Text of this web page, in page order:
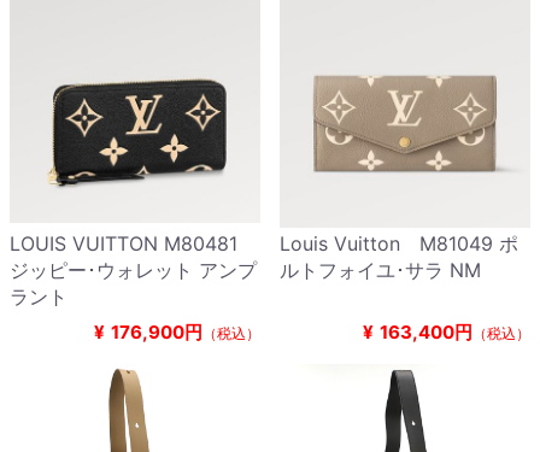
LOUIS VUITTON M80481
ジッピー･ウォレット アンプ
ラント
¥ 176,900円 （税込）
Louis Vuitton M81049 ポ
ルトフォイユ･サラ NM
¥ 163,400円 （税込）